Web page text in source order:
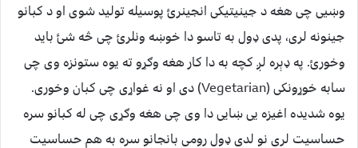
وښیی چی هغه د جینیتیکی انجینرئ پوسیله تولید شوی او د کبانو
جینونه لری، پدی ډول به تاسو دا خوښه ونلرئ چی څه شئ باید
وخورئ. په ډېره لږ کچه به دا کار هغه وګړو ته یوه ستونزه وی چی
سابه خوړونکی (Vegetarian) دی او نه غواړی چی کبان وخوری.
یوه شدیده اغیزه یی ښایی دا وی چی هغه وګړی چی له کبانو سره
حساسیت لری نو لدی ډول رومی بانجانو سره به هم حساسیت